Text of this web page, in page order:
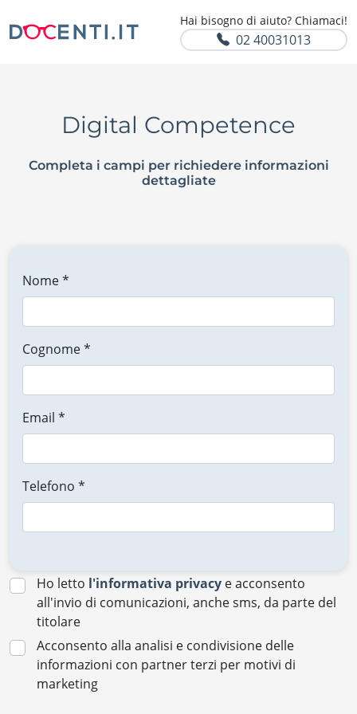
Hai bisogno di aiuto? Chiamaci!
02 40031013
Digital Competence
Completa i campi per richiedere informazioni
dettagliate
Nome *
Cognome *
Email *
Telefono *
Ho letto l'informativa privacy e acconsento
all'invio di comunicazioni, anche sms, da parte del
titolare
Acconsento alla analisi e condivisione delle
informazioni con partner terzi per motivi di
marketing